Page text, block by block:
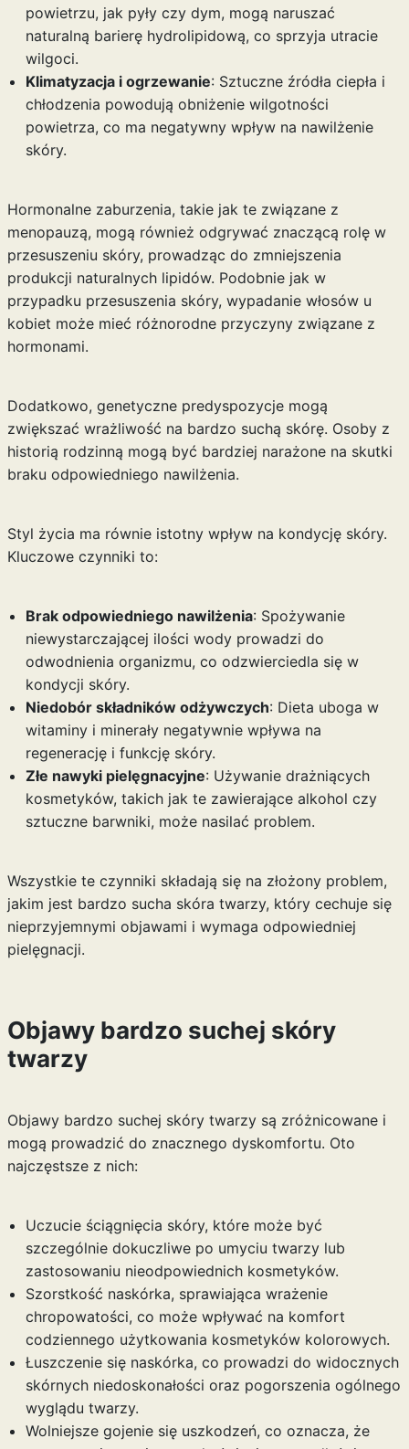
powietrzu, jak pyły czy dym, mogą naruszać
naturalną barierę hydrolipidową, co sprzyja utracie
wilgoci.
Klimatyzacja i ogrzewanie: Sztuczne źródła ciepła i
chłodzenia powodują obniżenie wilgotności
powietrza, co ma negatywny wpływ na nawilżenie
skóry.
Hormonalne zaburzenia, takie jak te związane z
menopauzą, mogą również odgrywać znaczącą rolę w
przesuszeniu skóry, prowadząc do zmniejszenia
produkcji naturalnych lipidów. Podobnie jak w
przypadku przesuszenia skóry, wypadanie włosów u
kobiet może mieć różnorodne przyczyny związane z
hormonami.
Dodatkowo, genetyczne predyspozycje mogą
zwiększać wrażliwość na bardzo suchą skórę. Osoby z
historią rodzinną mogą być bardziej narażone na skutki
braku odpowiedniego nawilżenia.
Styl życia ma równie istotny wpływ na kondycję skóry.
Kluczowe czynniki to:
Brak odpowiedniego nawilżenia: Spożywanie
niewystarczającej ilości wody prowadzi do
odwodnienia organizmu, co odzwierciedla się w
kondycji skóry.
Niedobór składników odżywczych: Dieta uboga w
witaminy i minerały negatywnie wpływa na
regenerację i funkcję skóry.
Złe nawyki pielęgnacyjne: Używanie drażniących
kosmetyków, takich jak te zawierające alkohol czy
sztuczne barwniki, może nasilać problem.
Wszystkie te czynniki składają się na złożony problem,
jakim jest bardzo sucha skóra twarzy, który cechuje się
nieprzyjemnymi objawami i wymaga odpowiedniej
pielęgnacji.
Objawy bardzo suchej skóry
twarzy
Objawy bardzo suchej skóry twarzy są zróżnicowane i
mogą prowadzić do znacznego dyskomfortu. Oto
najczęstsze z nich:
Uczucie ściągnięcia skóry, które może być
szczególnie dokuczliwe po umyciu twarzy lub
zastosowaniu nieodpowiednich kosmetyków.
Szorstkość naskórka, sprawiająca wrażenie
chropowatości, co może wpływać na komfort
codziennego użytkowania kosmetyków kolorowych.
Łuszczenie się naskórka, co prowadzi do widocznych
skórnych niedoskonałości oraz pogorszenia ogólnego
wyglądu twarzy.
Wolniejsze gojenie się uszkodzeń, co oznacza, że